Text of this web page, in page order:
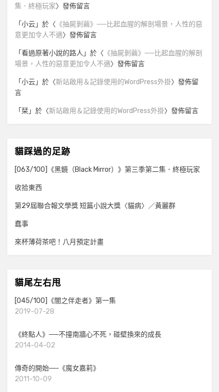
集．終極玩家〉發佈留言
「小云」於〈 《抽屍剝繭》──比起血腥的解剖場景，人性的惡
意更加令人不適〉發佈留言
「看過原著小說的路人 」於〈 《抽屍剝繭》──比起血腥的解剖
場景，人性的惡意更加令人不適〉發佈留言
「小云」於〈新站啟用＆記錄使用的WordPress外掛〉發佈留
言
「栞」於〈新站啟用＆記錄使用的WordPress外掛〉發佈留言
貓踩過的足跡
[063/100]《黑鏡（Black Mirror）》第三季第二集．終極玩家
收拾東西
第29屆聯合報文學獎 短篇小說大獎〈貓病〉／黃麗群
蠢事
來杯薄荷茶吧！八月預定計畫
貓尾左右甩
[045/100]《闇之伴走者》第一集
2019-07-28
《終點人》──不撞南牆心不死，碰壁換來的成長
2014-04-02
傳奇的開始──《魔女嘉莉》
2011-10-09